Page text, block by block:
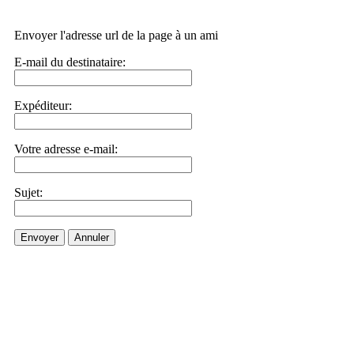
Envoyer l'adresse url de la page à un ami
E-mail du destinataire:
Expéditeur:
Votre adresse e-mail:
Sujet:
Envoyer Annuler